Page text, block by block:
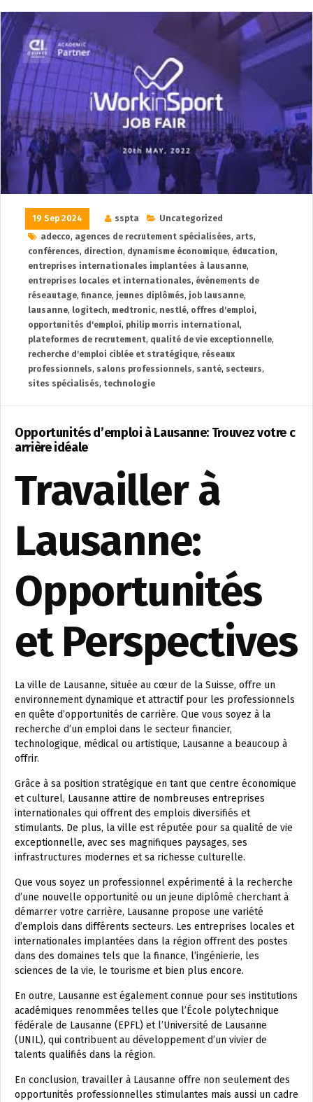
19 Sep 2024 sspta
Uncategorized
adecco, agences de recrutement spécialisées, arts,
conférences, direction, dynamisme économique, éducation,
entreprises internationales implantées à lausanne,
entreprises locales et internationales, événements de
réseautage, finance, jeunes diplômés, job lausanne,
lausanne, logitech, medtronic, nestlé, offres d'emploi,
opportunités d'emploi, philip morris international,
plateformes de recrutement, qualité de vie exceptionnelle,
recherche d'emploi ciblée et stratégique, réseaux
professionnels, salons professionnels, santé, secteurs,
sites spécialisés, technologie
Opportunités d’emploi à Lausanne: Trouvez votre c
arrière idéale
Travailler à
Lausanne:
Opportunités
et Perspectives
La ville de Lausanne, située au cœur de la Suisse, offre un
environnement dynamique et attractif pour les professionnels
en quête d’opportunités de carrière. Que vous soyez à la
recherche d’un emploi dans le secteur financier,
technologique, médical ou artistique, Lausanne a beaucoup à
offrir.
Grâce à sa position stratégique en tant que centre économique
et culturel, Lausanne attire de nombreuses entreprises
internationales qui offrent des emplois diversifiés et
stimulants. De plus, la ville est réputée pour sa qualité de vie
exceptionnelle, avec ses magnifiques paysages, ses
infrastructures modernes et sa richesse culturelle.
Que vous soyez un professionnel expérimenté à la recherche
d’une nouvelle opportunité ou un jeune diplômé cherchant à
démarrer votre carrière, Lausanne propose une variété
d’emplois dans différents secteurs. Les entreprises locales et
internationales implantées dans la région offrent des postes
dans des domaines tels que la finance, l’ingénierie, les
sciences de la vie, le tourisme et bien plus encore.
En outre, Lausanne est également connue pour ses institutions
académiques renommées telles que l’École polytechnique
fédérale de Lausanne (EPFL) et l’Université de Lausanne
(UNIL), qui contribuent au développement d’un vivier de
talents qualifiés dans la région.
En conclusion, travailler à Lausanne offre non seulement des
opportunités professionnelles stimulantes mais aussi un cadre